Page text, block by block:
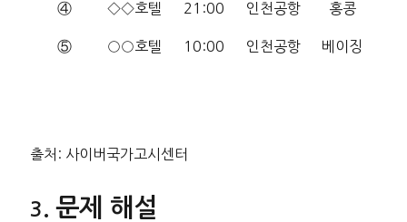
④ ◇◇호텔 21:00 인천공항 홍콩
⑤ ○○호텔 10:00 인천공항 베이징
출처: 사이버국가고시센터
문제 해설